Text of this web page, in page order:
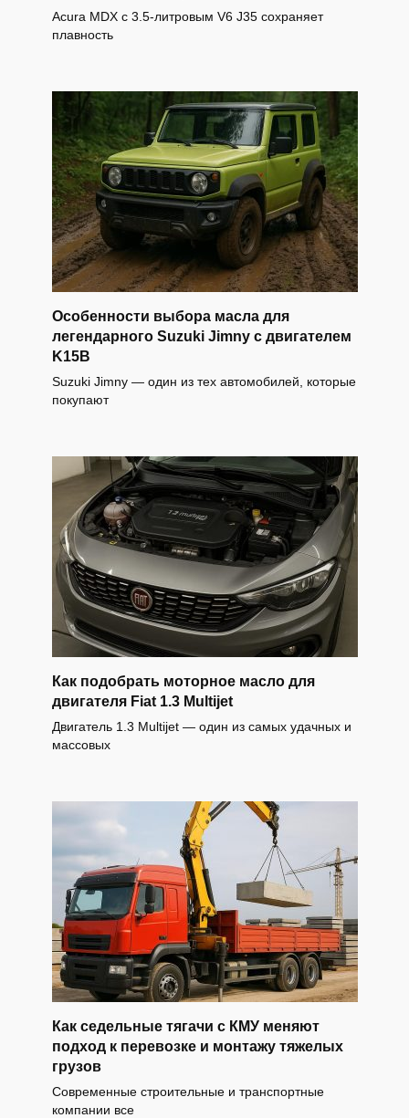
Acura MDX с 3.5-литровым V6 J35 сохраняет
плавность
Особенности выбора масла для
легендарного Suzuki Jimny с двигателем
K15B
Suzuki Jimny — один из тех автомобилей, которые
покупают
Как подобрать моторное масло для
двигателя Fiat 1.3 Multijet
Двигатель 1.3 Multijet — один из самых удачных и
массовых
Как седельные тягачи с КМУ меняют
подход к перевозке и монтажу тяжелых
грузов
Современные строительные и транспортные
компании все